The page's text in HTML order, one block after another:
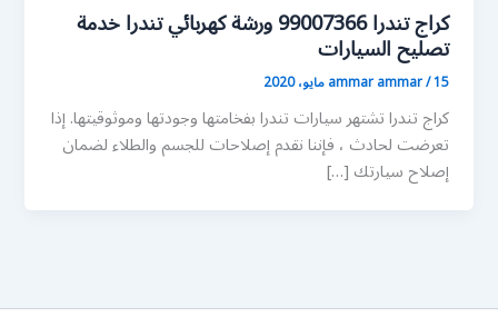
كراج تندرا 99007366 ورشة كهربائي تندرا خدمة
تصليح السيارات
ammar ammar/15 مايو، 2020
كراج تندرا تشتهر سيارات تندرا بفخامتها وجودتها وموثوقيتها. إذا
تعرضت لحادث ، فإننا نقدم إصلاحات للجسم والطلاء لضمان
إصلاح سيارتك […]